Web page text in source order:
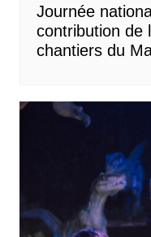
Journée
contribution de
chantiers du